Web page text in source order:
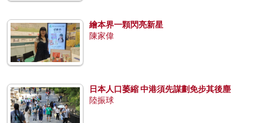
繪本界一顆閃亮新星
陳家偉
日本人口萎縮 中港須先謀劃免步其後塵
陸振球